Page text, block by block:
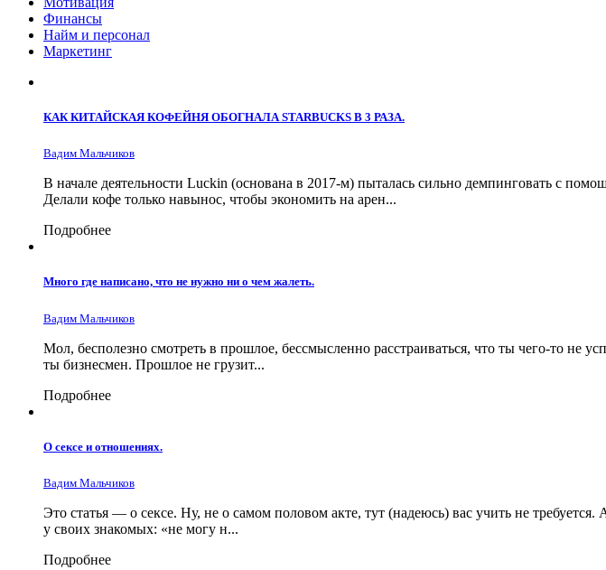
Финансы
Найм и персонал
Маркетинг
КАК КИТАЙСКАЯ КОФЕЙНЯ ОБОГНАЛА STARBUCKS В 3 РАЗА.
Вадим Мальчиков
В начале деятельности Luckin (основана в 2017-м) пыталась сильно демпинговать с
Делали кофе только навынос, чтобы экономить на арен...
Подробнее
Много где написано, что не нужно ни о чем жалеть.
Вадим Мальчиков
Мол, бесполезно смотреть в прошлое, бессмысленно расстраиваться, что ты чего-то не
ты бизнесмен. Прошлое не грузит...
Подробнее
О сексе и отношениях.
Вадим Мальчиков
Это статья — о сексе. Ну, не о самом половом акте, тут (надеюсь) вас учить не
у своих знакомых: «не могу н...
Подробнее